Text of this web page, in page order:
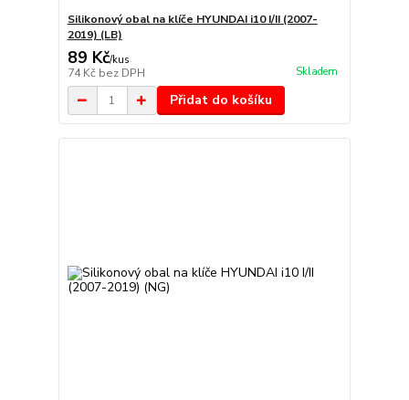
Silikonový obal na klíče HYUNDAI i10 I/II (2007-
2019) (LB)
89 Kč/kus
74 Kč bez DPH Skladem
Přidat do košíku